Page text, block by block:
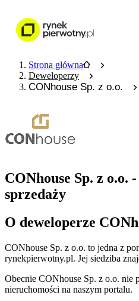
Strona główna
Deweloperzy
CONhouse Sp. z o.o.
CONhouse Sp. z o.o.
sprzedaży
O deweloperze
CONhouse Sp. z o.o. to jedna z
rynekpierwotny.pl. Jej siedziba
Obecnie CONhouse Sp. z o.o. nie
nieruchomości na naszym portalu.